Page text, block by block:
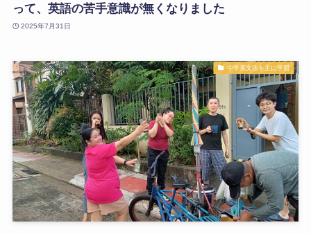
って、英語の苦手意識が無くなりました
2025年7月31日
中学英文法を主に学習